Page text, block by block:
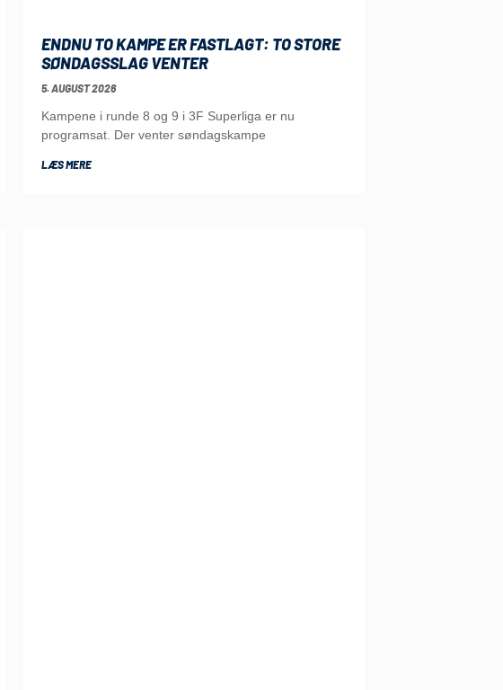
ENDNU TO KAMPE ER FASTLAGT: TO STORE
SØNDAGSSLAG VENTER
5. AUGUST 2026
Kampene i runde 8 og 9 i 3F Superliga er nu
programsat. Der venter søndagskampe
LÆS MERE